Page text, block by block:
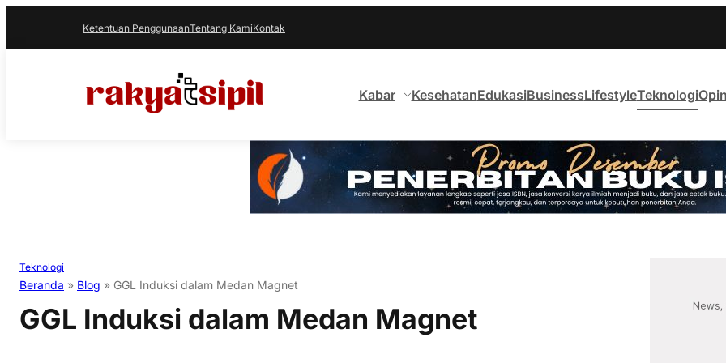
Ketentuan PenggunaanTentang KamiKontak
Kabar KesehatanEdukasiBusinessLifestyleTeknologi
Teknologi
Beranda » Blog » GGL Induksi dalam Medan Magnet
GGL Induksi dalam Medan Magnet